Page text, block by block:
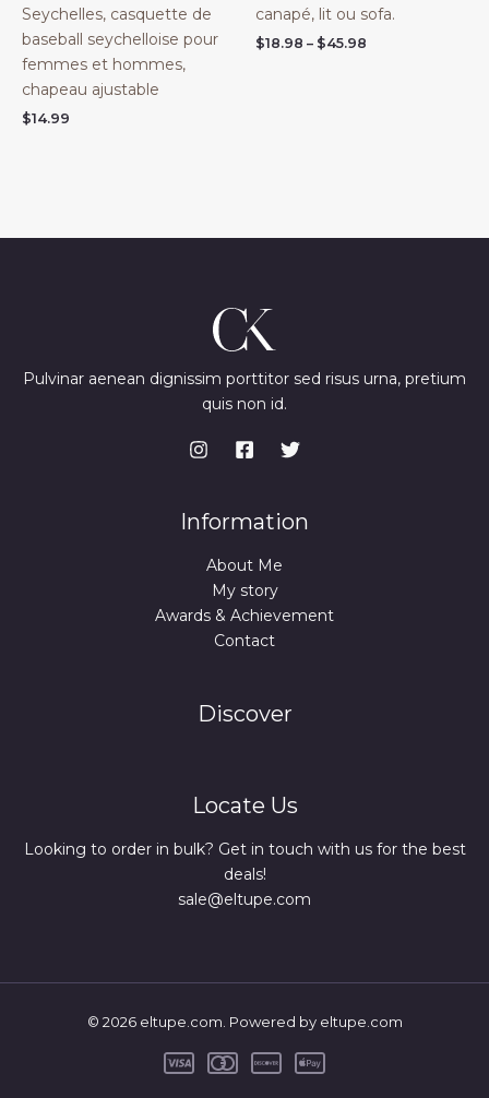
Seychelles, casquette de
baseball seychelloise pour
femmes et hommes,
chapeau ajustable
$14.99
canapé, lit ou sofa.
$18.98 – $45.98
Pulvinar aenean dignissim porttitor sed risus urna, pretium
quis non id.
Information
About Me
My story
Awards & Achievement
Contact
Discover
Locate Us
Looking to order in bulk? Get in touch with us for the best
deals!
sale@eltupe.com
© 2026 eltupe.com. Powered by eltupe.com